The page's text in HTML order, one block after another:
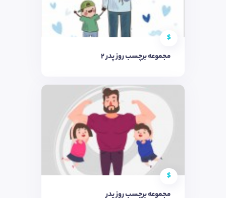
$
مجموعه برچسب روز پدر 2
$
مجموعه برچسب روز پدر